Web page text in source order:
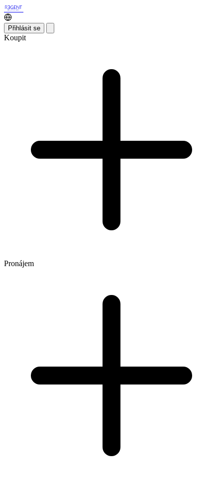
Přihlásit se
Koupit
Pronájem